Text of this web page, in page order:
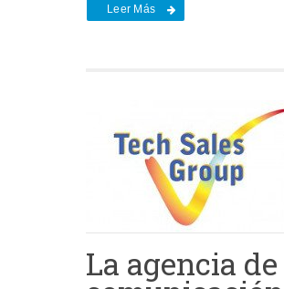
Leer Más
La agencia de